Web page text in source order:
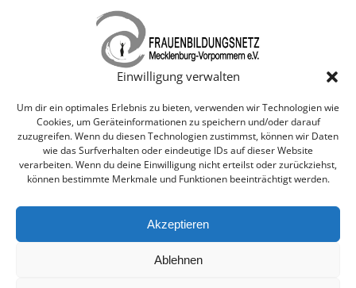
Einwilligung verwalten
Um dir ein optimales Erlebnis zu bieten, verwenden wir Technologien wie
Cookies, um Geräteinformationen zu speichern und/oder darauf
zuzugreifen. Wenn du diesen Technologien zustimmst, können wir Daten
wie das Surfverhalten oder eindeutige IDs auf dieser Website
verarbeiten. Wenn du deine Einwilligung nicht erteilst oder zurückziehst,
können bestimmte Merkmale und Funktionen beeinträchtigt werden.
Akzeptieren
Ablehnen
IBAN:
DE36 1203000000100152 20
BIC: BYLADEM1001
DKB Rostock
Mitglied werden
Staatlich anerkannter